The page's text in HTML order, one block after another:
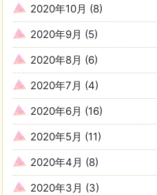
2020年10月 (8)
2020年9月 (5)
2020年8月 (6)
2020年7月 (4)
2020年6月 (16)
2020年5月 (11)
2020年4月 (8)
2020年3月 (3)